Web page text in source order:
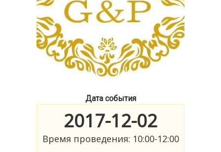
Дата события
2017-12-02
Время проведения: 10:00-12:00